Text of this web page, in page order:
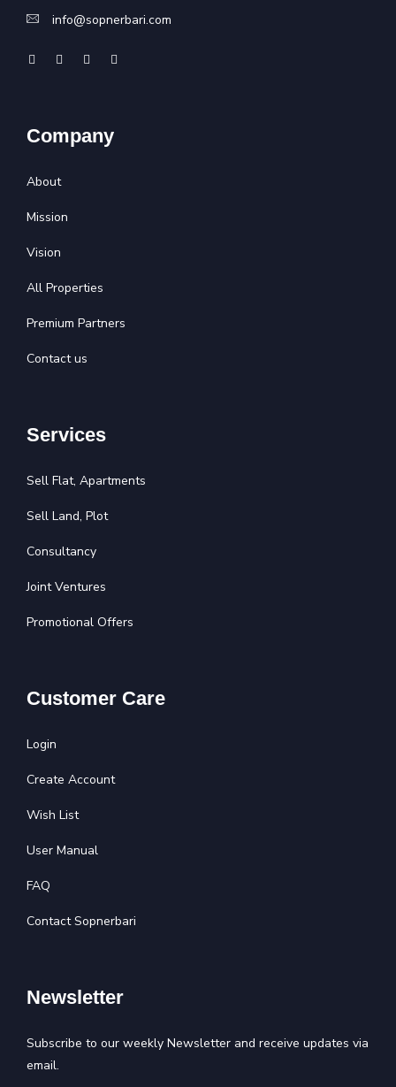
info@sopnerbari.com
Company
About
Mission
Vision
All Properties
Premium Partners
Contact us
Services
Sell Flat, Apartments
Sell Land, Plot
Consultancy
Joint Ventures
Promotional Offers
Customer Care
Login
Create Account
Wish List
User Manual
FAQ
Contact Sopnerbari
Newsletter
Subscribe to our weekly Newsletter and receive updates via
email.